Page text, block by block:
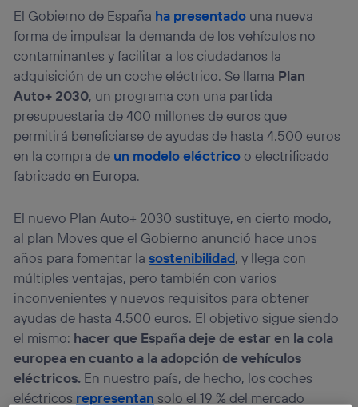
El Gobierno de España ha presentado una nueva
forma de impulsar la demanda de los vehículos no
contaminantes y facilitar a los ciudadanos la
adquisición de un coche eléctrico. Se llama Plan
Auto+ 2030, un programa con una partida
presupuestaria de 400 millones de euros que
permitirá beneficiarse de ayudas de hasta 4.500 euros
en la compra de un modelo eléctricoo electrificado
fabricado en Europa.
El nuevo Plan Auto+ 2030 sustituye, en cierto modo,
al plan Moves que el Gobierno anunció hace unos
años para fomentar lasostenibilidad, y llega con
múltiples ventajas, pero también con varios
inconvenientes y nuevos requisitos para obtener
ayudas de hasta 4.500 euros. El objetivo sigue siendo
el mismo: hacer que España deje de estar en la cola
europea en cuanto a la adopción de vehículos
eléctricos. En nuestro país, de hecho, los coches
eléctricos representan solo el 19 % del mercado